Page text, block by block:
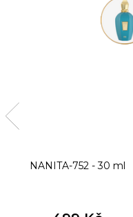
NANITA-752 - 30 ml